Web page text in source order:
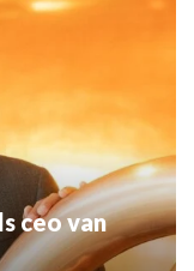
ceo van